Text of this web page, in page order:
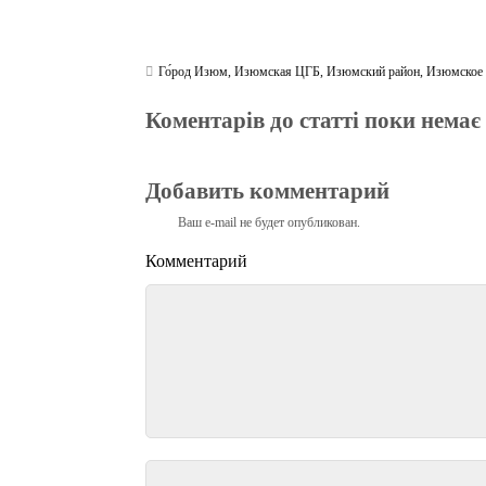
Го́род Изюм,Изюмская ЦГБ,Изюмский район,
Коментарів до статті поки немає
Добавить комментарий
Ваш e-mail не будет опубликован.
Комментарий